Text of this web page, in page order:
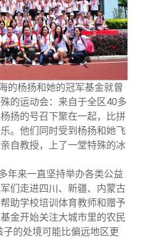
的杨扬和她的冠军基金就曾
的运动会：来自于全区40多
扬的号召下聚在一起，比拼
。他们同时受到杨扬和她飞
自教授，上了一堂特殊的冰
年来一直坚持举办各类公益
们走进四川、新疆、内蒙古
助学校培训体育教师和赠予
金开始关注大城市里的农民
子的处境可能比偏远地区更